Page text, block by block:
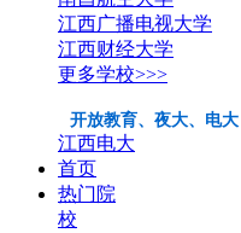
江西广播电视大学
江西财经大学
更多学校>>>
开放教育、夜大、电大
江西电大
首页
热门院
校